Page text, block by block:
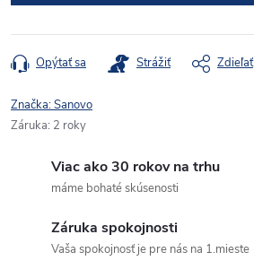
Opýtať sa Strážiť Zdieľať
Značka:Sanovo
Záruka: 2 roky
Viac ako 30 rokov na trhu
máme bohaté skúsenosti
Záruka spokojnosti
Vaša spokojnosť je pre nás na 1.mieste